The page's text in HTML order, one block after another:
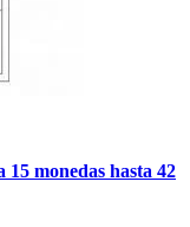
monedas hasta 42